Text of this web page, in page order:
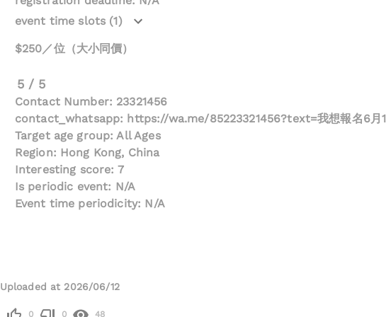
event time slots (1)
$250／位（大小同價）
5 / 5
Contact Number: 23321456
contact_whatsapp: https://wa.me/85223321456?text=我想報名6月
Target age group: All Ages
Region: Hong Kong, China
Interesting score: 7
Is periodic event: N/A
Event time periodicity: N/A
Uploaded at 2026/06/12
0 0 48